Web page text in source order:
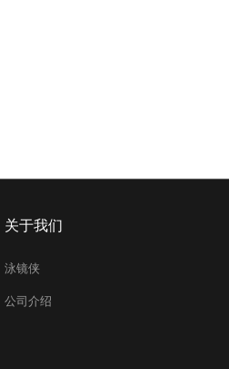
关于我们
泳镜侠
公司介绍